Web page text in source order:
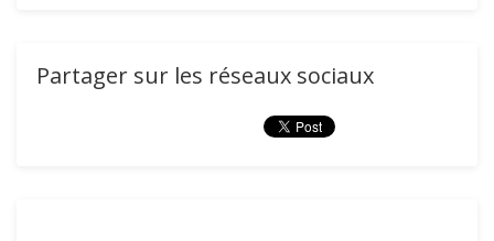
Partager sur les réseaux sociaux